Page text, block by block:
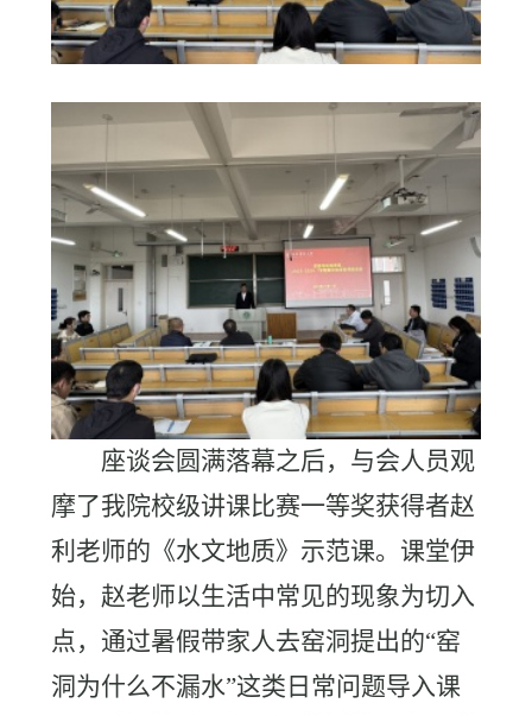
座谈会圆满落幕之后，与会人员观
摩了我院校级讲课比赛一等奖获得者赵
利老师的《水文地质》示范课。课堂伊
始，赵老师以生活中常见的现象为切入
点，通过暑假带家人去窑洞提出的“窑
洞为什么不漏水”这类日常问题导入课